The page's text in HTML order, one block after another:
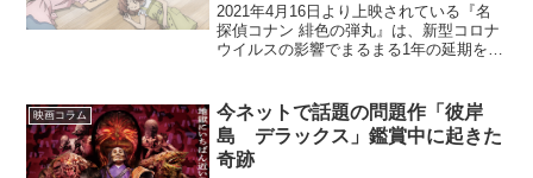
2021年4月16日より上映されている『名
探偵コナン 緋色の弾丸』は、新型コロナ
ウイルスの影響でまるまる1年の延期を経
4DX、DOLBY CINEMAという特殊上...
映画コラム
今ネットで話題の問題作「彼岸
島 デラックス」鑑賞中に起きた
奇跡